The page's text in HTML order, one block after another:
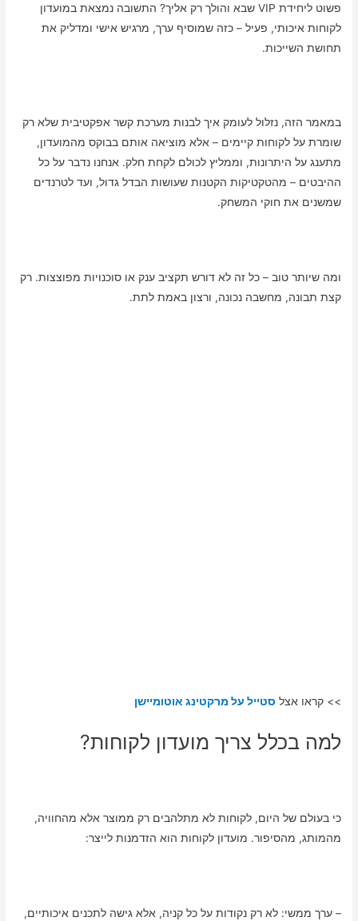
פשוט ליחידת VIP שבא והולך רק אליך? התשובה נמצאת במועדון
לקוחות איכותי, פעיל – כזה שמוסיף ערך, מרגיש אישי ומדליק את
תחושת השייכות.
במאמר הזה, נזלול לעומק איך לבנות מערכת קשר אפקטיבית שלא רק
שומרת על לקוחות קיימים – אלא מוציאה אותם בבוקס מהמועדון,
מתענג על היתרונות, וממליץ לכולם לקחת חלק. אנחנו נדבר על כל
ההיבטים – מהטקטיקות הקטנות שעושות הבדל גדול, ועד לטרנדים
שמשנים את חוקי המשחק.
ומה שיותר טוב – כל זה לא דורש תקציב ענק או סוכנויות מפוצצות. רק
קצת תבונה, מחשבה נכונה, ורצון באמת לתת.
>> קראו אצל סטייל על מרקטינג אוטומיישן
למה בכלל צריך מועדון לקוחות?
כי בעולם של היום, לקוחות לא מתלהבים רק ממוצר אלא מהחוויה,
מהמותג, מהסיפור. מועדון לקוחות הוא הזדמנות לייצר:
– ערך ממשי: לא רק נקודות על כל קניה, אלא גישה לתכנים איכותיים,